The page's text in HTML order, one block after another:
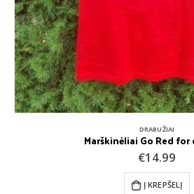
DRABUŽIAI
Marškinėliai Go Red
€14.99
Į KREPŠELĮ